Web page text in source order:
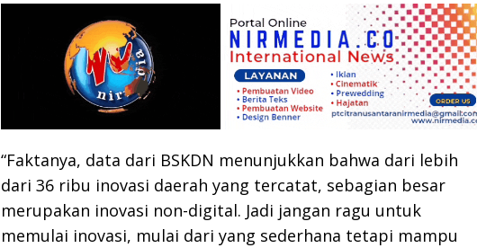
“Faktanya, data dari BSKDN menunjukkan bahwa dari lebih
dari 36 ribu inovasi daerah yang tercatat, sebagian besar
merupakan inovasi non-digital. Jadi jangan ragu untuk
memulai inovasi, mulai dari yang sederhana tetapi mampu